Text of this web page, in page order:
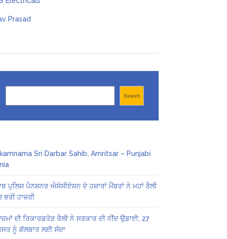
Search
Sri Darbar Sahib, Amritsar – Punjabi
ਪੁਲਿਸ ਪੈਨਸ਼ਨਰ ਐਸੋਸੀਏਸ਼ਨ ਦੇ ਹਜ਼ਾਰਾਂ ਮੈਂਬਰਾਂ ਨੇ ਮਹਾਂ ਰੈਲੀ
ਭਰੀ ਹਾਜ਼ਰੀ
ਦੀ ਰਿਕਾਰਡਤੋੜ ਰੈਲੀ ਨੇ ਸਰਕਾਰ ਦੀ ਨੀਂਦ ਉਡਾਈ; 27
ਨੂੰ ਗੱਲਬਾਤ ਲਈ ਸੱਦਾ